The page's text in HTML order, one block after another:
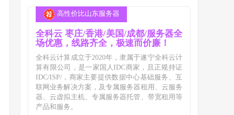
高性价比山东服务器
全科云 枣庄/香港/美国/成都/服务器全
场优惠，线路齐全，极速而价廉！
全科云计算成立于2020年，隶属于遂宁全科云计
算有限公司，是一家国人IDC商家，且正规持证
IDC/ISP/，商家主要提供数据中心基础服务、互
联网业务解决方案，及专属服务器租用、云服务
器、云虚拟主机、专属服务器托管、带宽租用等
产品和服务。